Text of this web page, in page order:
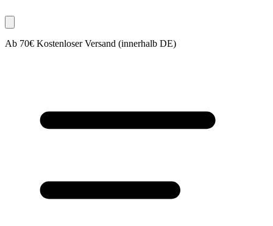
Ab 70€ Kostenloser Versand (innerhalb DE)